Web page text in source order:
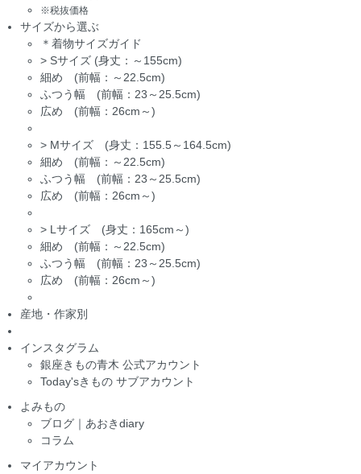
※税抜価格
サイズから選ぶ
＊着物サイズガイド
> Sサイズ (身丈：～155cm)
細め (前幅：～22.5cm)
ふつう幅 (前幅：23～25.5cm)
広め (前幅：26cm～)
> Mサイズ (身丈：155.5～164.5cm)
細め (前幅：～22.5cm)
ふつう幅 (前幅：23～25.5cm)
広め (前幅：26cm～)
> Lサイズ (身丈：165cm～)
細め (前幅：～22.5cm)
ふつう幅 (前幅：23～25.5cm)
広め (前幅：26cm～)
産地・作家別
インスタグラム
銀座きもの青木 公式アカウント
Today'sきもの サブアカウント
よみもの
ブログ｜あおきdiary
コラム
マイアカウント